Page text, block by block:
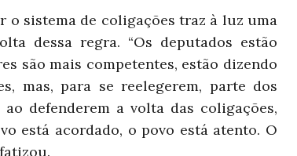
sistema de coligações traz à luz uma
dessa regra. “Os deputados estão
são mais competentes, estão dizendo
mas, para se reelegerem, parte dos
defenderem a volta das coligações,
está acordado, o povo está atento. O